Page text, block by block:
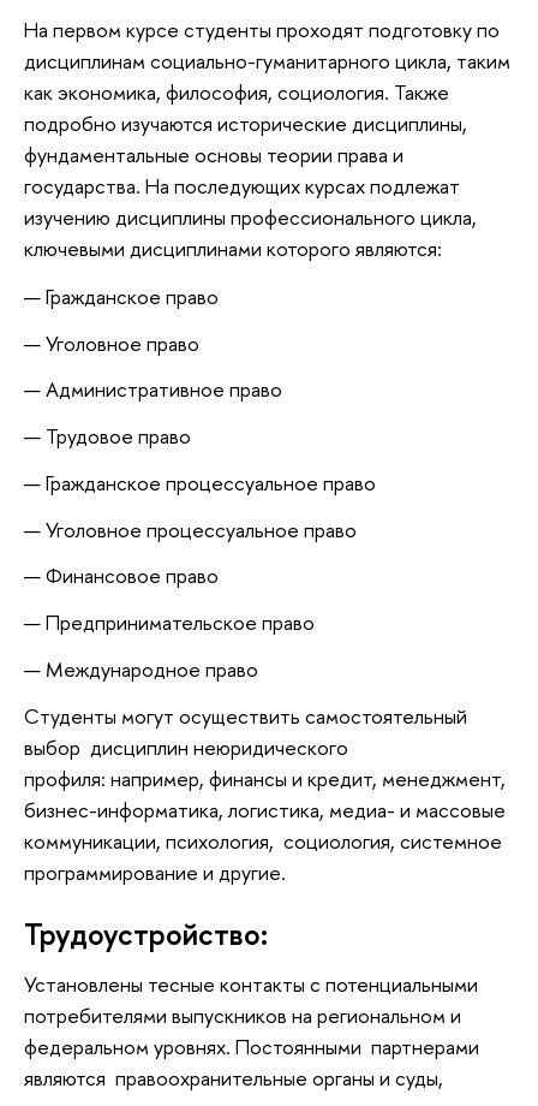
На первом курсе студенты проходят подготовку по
дисциплинам социально-гуманитарного цикла, таким
как экономика, философия, социология. Также
подробно изучаются исторические дисциплины,
фундаментальные основы теории права и
государства. На последующих курсах подлежат
изучению дисциплины профессионального цикла,
ключевыми дисциплинами которого являются:
Гражданское право
Уголовное право
Административное право
Трудовое право
Гражданское процессуальное право
Уголовное процессуальное право
Финансовое право
Предпринимательское право
Международное право
Cтуденты могут осуществить самостоятельный
выбор дисциплин неюридического
профиля: например, финансы и кредит, менеджмент,
бизнес-информатика, логистика, медиа- и массовые
коммуникации, психология, социология, системное
программирование и другие.
Трудоустройство:
Установлены тесные контакты с потенциальными
потребителями выпускников на региональном и
федеральном уровнях. Постоянными партнерами
являются правоохранительные органы и суды,